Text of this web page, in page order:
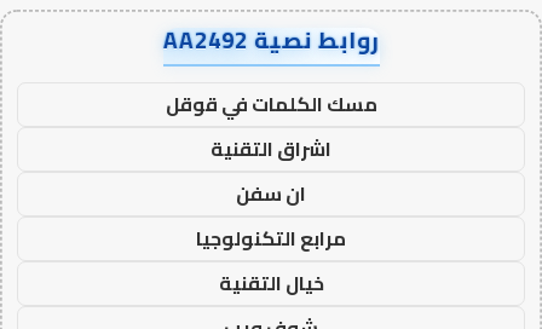
روابط نصية AA2492
مسك الكلمات في قوقل
اشراق التقنية
ان سفن
مرابع التكنولوجيا
خيال التقنية